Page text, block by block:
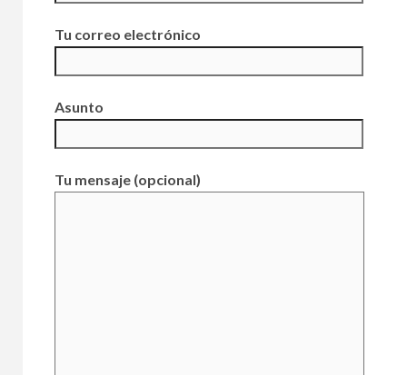
Tu correo electrónico
Asunto
Tu mensaje (opcional)